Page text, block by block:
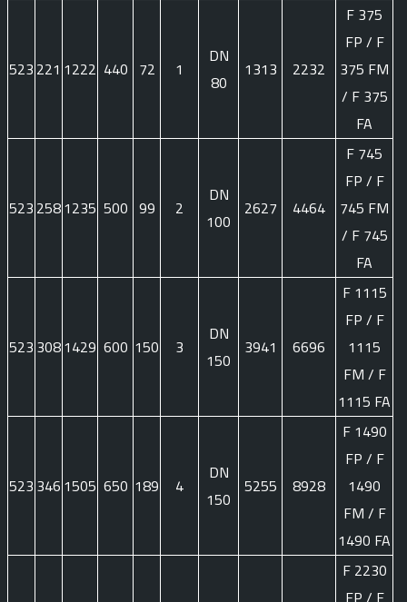
F 375
FP / F
375 FM
/ F 375
FA
2232
1313
DN
80
1
72
440
1222
221
523
F 745
FP / F
745 FM
/ F 745
FA
4464
2627
DN
100
2
99
500
1235
258
523
F 1115
FP / F
1115
FM / F
1115 FA
6696
3941
DN
150
3
150
600
1429
308
523
F 1490
FP / F
1490
FM / F
1490 FA
8928
5255
DN
150
4
189
650
1505
346
523
F 2230